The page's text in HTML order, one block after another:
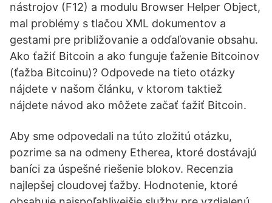
nástrojov (F12) a modulu Browser Helper Object,
mal problémy s tlačou XML dokumentov a
gestami pre približovanie a odďaľovanie obsahu.
Ako ťažiť Bitcoin a ako funguje ťaženie Bitcoinov
(ťažba Bitcoinu)? Odpovede na tieto otázky
nájdete v našom článku, v ktorom taktiež
nájdete návod ako môžete začať ťažiť Bitcoin.
Aby sme odpovedali na túto zložitú otázku,
pozrime sa na odmeny Etherea, ktoré dostávajú
baníci za úspešné riešenie blokov. Recenzia
najlepšej cloudovej ťažby. Hodnotenie, ktoré